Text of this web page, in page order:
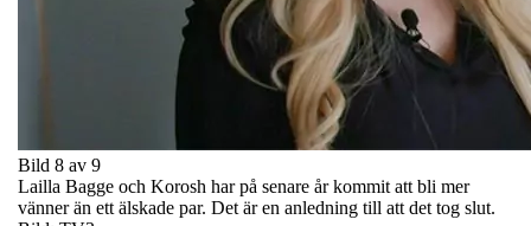
Bild 8 av 9
Lailla Bagge och Korosh har på senare år kommit att bli mer
vänner än ett älskade par. Det är en anledning till att det tog slut.